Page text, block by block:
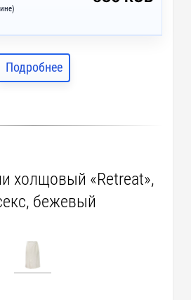
Подробнее
холщовый «Retreat»,
бежевый